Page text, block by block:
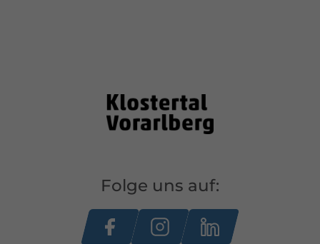
Folge uns auf: